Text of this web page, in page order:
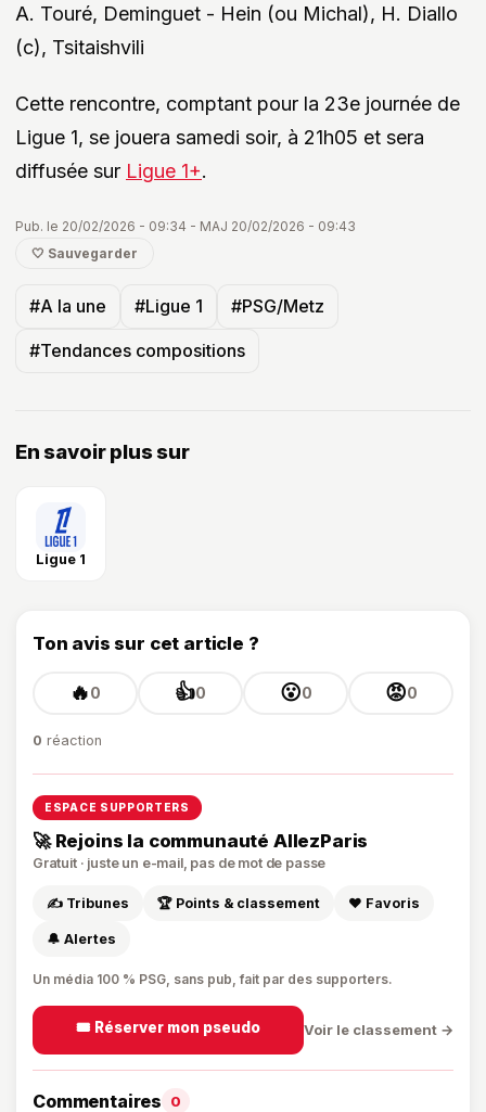
A. Touré, Deminguet - Hein (ou Michal), H. Diallo
(c), Tsitaishvili
Cette rencontre, comptant pour la 23e journée de
Ligue 1, se jouera samedi soir, à 21h05 et sera
diffusée sur Ligue 1+.
Pub. le 20/02/2026 - 09:34 - MAJ 20/02/2026 - 09:43
🤍 Sauvegarder
#A la une #Ligue 1 #PSG/Metz
#Tendances compositions
En savoir plus sur
Ligue 1
Ton avis sur cet article ?
🔥0 👍0 😮0 😡0
0 réaction
ESPACE SUPPORTERS
🚀 Rejoins la communauté AllezParis
Gratuit · juste un e-mail, pas de mot de passe
✍️ Tribunes 🏆 Points & classement ❤️ Favoris
🔔 Alertes
Un média 100 % PSG, sans pub, fait par des supporters.
🎟️ Réserver mon pseudo Voir le classement →
Commentaires 0